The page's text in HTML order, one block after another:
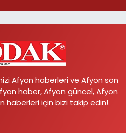
Afyon haberleri ve Afyon son
haber, Afyon güncel, Afyon
haberleri için bizi takip edin!